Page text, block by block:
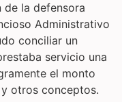
la defensora
Administrativo
conciliar un
servicio una
el monto
otros conceptos.